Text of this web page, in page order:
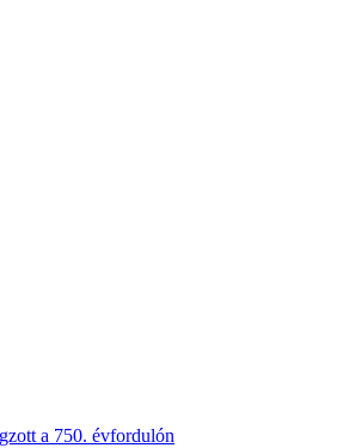
a 750. évfordulón